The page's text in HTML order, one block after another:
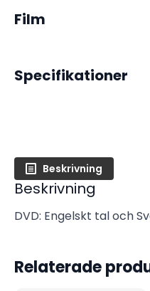
Film
Specifikationer
Beskrivning
Beskrivning
DVD: Engelskt tal och
Relaterade